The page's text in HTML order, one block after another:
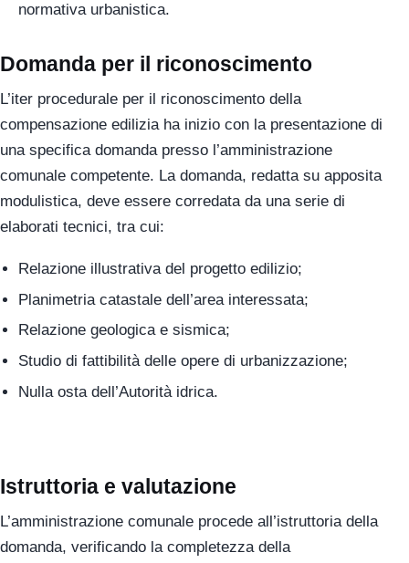
normativa urbanistica.
Domanda per il riconoscimento
L’iter procedurale per il riconoscimento della
compensazione edilizia ha inizio con la presentazione di
una specifica domanda presso l’amministrazione
comunale competente. La domanda, redatta su apposita
modulistica, deve essere corredata da una serie di
elaborati tecnici, tra cui:
Relazione illustrativa del progetto edilizio;
Planimetria catastale dell’area interessata;
Relazione geologica e sismica;
Studio di fattibilità delle opere di urbanizzazione;
Nulla osta dell’Autorità idrica.
Istruttoria e valutazione
L’amministrazione comunale procede all’istruttoria della
domanda, verificando la completezza della